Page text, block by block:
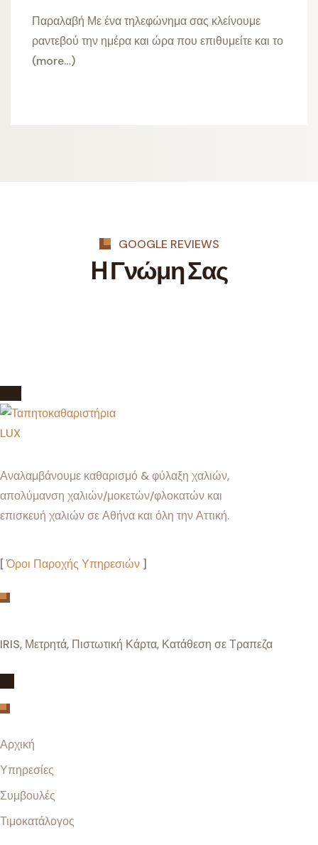
Παραλαβή Με ένα τηλεφώνημα σας κλείνουμε
ραντεβού την ημέρα και ώρα που επιθυμείτε και το
(more…)
GOOGLE REVIEWS
H Γνώμη Σας
Αναλαμβάνουμε καθαρισμό & φύλαξη χαλιών,
απολύμανση χαλιών/μοκετών/φλοκατών και
επισκευή χαλιών σε Αθήνα και όλη την Αττική.
[Όροι Παροχής Υπηρεσιών ]
IRIS, Μετρητά, Πιστωτική Κάρτα, Κατάθεση σε Τραπεζα
Αρχική
Υπηρεσίες
Συμβουλές
Τιμοκατάλογος